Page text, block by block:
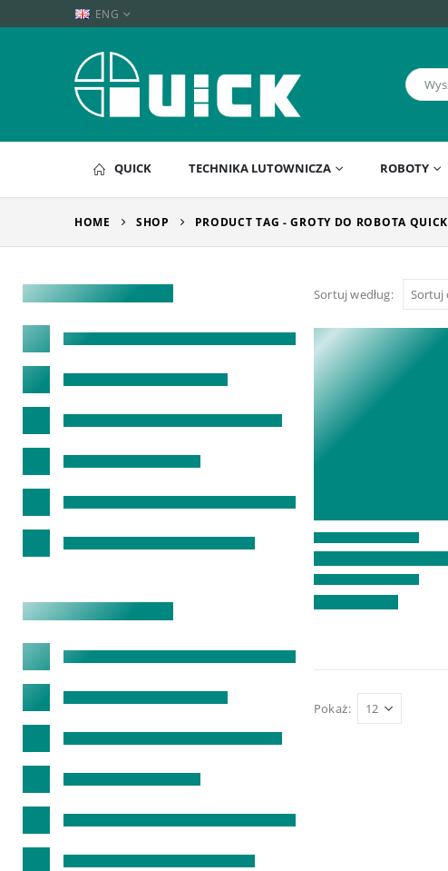
ENG
QUICK TECHNIKA LUTOWNICZA ROBOTY
HOME SHOP PRODUCT TAG -GROTY DO ROBOTA QUICK
Sortuj według:
Pokaż: